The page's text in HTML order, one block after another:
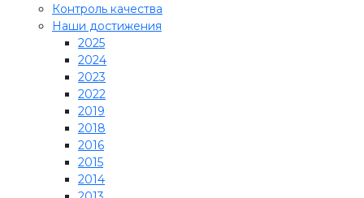
Контроль качества
Наши достижения
2025
2024
2023
2022
2019
2018
2016
2015
2014